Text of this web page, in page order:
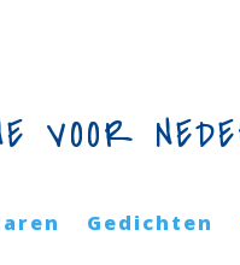
Gedichten